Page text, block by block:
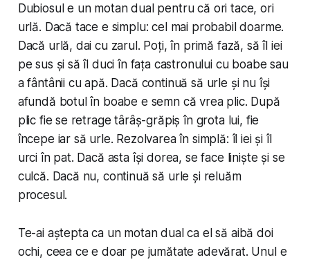
Dubiosul e un motan dual pentru că ori tace, ori
urlă. Dacă tace e simplu: cel mai probabil doarme.
Dacă urlă, dai cu zarul. Poți, în primă fază, să îl iei
pe sus și să îl duci în fața castronului cu boabe sau
a fântânii cu apă. Dacă continuă să urle și nu își
afundă botul în boabe e semn că vrea plic. După
plic fie se retrage târâș-grăpiș în grota lui, fie
începe iar să urle. Rezolvarea în simplă: îl iei și îl
urci în pat. Dacă asta își dorea, se face liniște și se
culcă. Dacă nu, continuă să urle și reluăm
procesul.
Te-ai aștepta ca un motan dual ca el să aibă doi
ochi, ceea ce e doar pe jumătate adevărat. Unul e